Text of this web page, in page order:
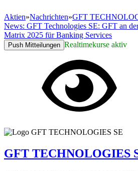
Aktien»Nachrichten»GFT
News: GFT Technologies SE: GFT an
Matrix 2025 für Banking Services
Push Mitteilungen Realtimekurse aktiv
GFT TECHNOLOGIES